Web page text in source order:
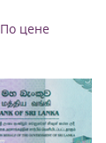
По цене